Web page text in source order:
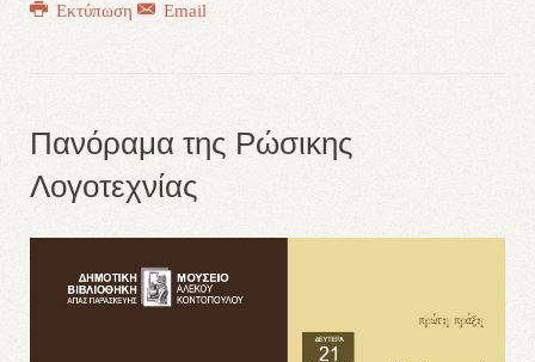
Εκτύπωση Email
Πανόραμα της Ρώσικης
Λογοτεχνίας